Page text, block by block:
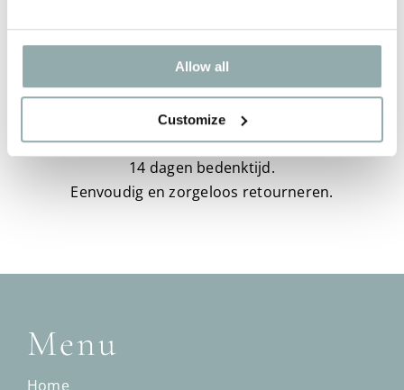
Allow all
Customize
Retouren
14 dagen bedenktijd.
Eenvoudig en zorgeloos retourneren.
Menu
Home